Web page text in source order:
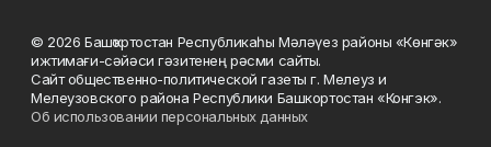
© 2026 Башҡортостан Республикаһы Мәләүез районы «Көнгәк»
ижтимағи-сәйәси гәзитенең рәсми сайты.
Сайт общественно-политической газеты г. Мелеуз и
Мелеузовского района Республики Башкортостан «Конгэк».
Об использовании персональных данных